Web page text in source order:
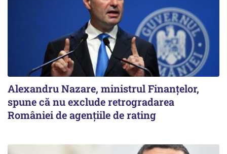
Alexandru Nazare, ministrul Finanţelor,
spune că nu exclude retrogradarea
României de agenţiile de rating